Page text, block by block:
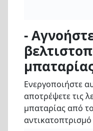
-
Ενεργοποιήστε
αποτρέψετε τις
μπαταρίας από